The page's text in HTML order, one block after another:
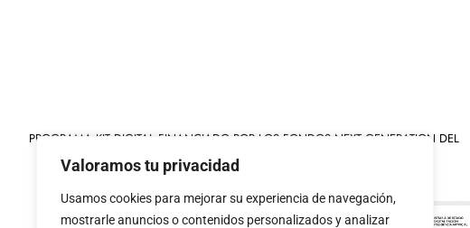
Valoramos tu privacidad
Usamos cookies para mejorar su experiencia de navegación,
mostrarle anuncios o contenidos personalizados y analizar
PROGRAMA KIT DIGITAL FINANCIADO POR LOS FONDOS NEXT GENERATION DEL
MECANISMO DE RECUPERACIÓN Y RESILIENCIA